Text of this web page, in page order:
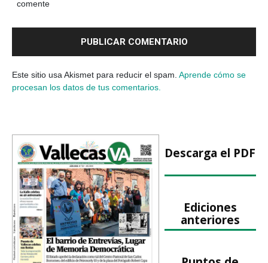
comente
Este sitio usa Akismet para reducir el spam. Aprende cómo se
procesan los datos de tus comentarios.
Descarga el PDF
Ediciones
anteriores